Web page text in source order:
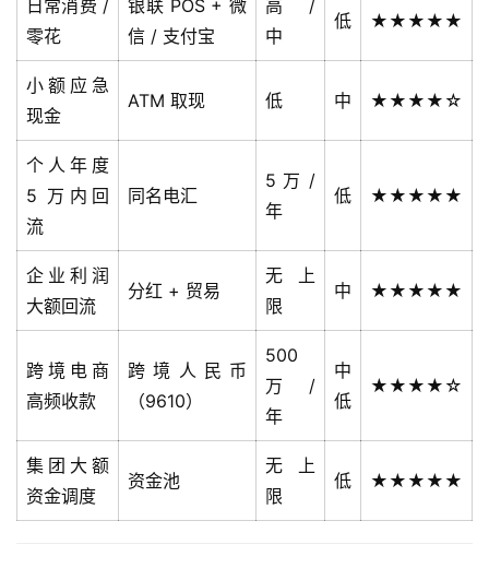
日常消费 /
零花
银联 POS + 微
信 / 支付宝
高 /
中
低 ★★★★★
小额应急
现金
ATM 取现 低 中 ★★★★☆
个人年度
5 万内回
流
同名电汇
5 万 /
年
低 ★★★★★
企业利润
大额回流
分红 + 贸易
无上
限
中 ★★★★★
跨境电商
高频收款
跨境人民币
（9610）
500
万 /
年
中
低
★★★★☆
集团大额
资金调度
资金池
无上
限
低 ★★★★★